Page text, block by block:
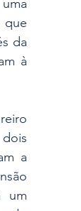
que
da
à
a
um